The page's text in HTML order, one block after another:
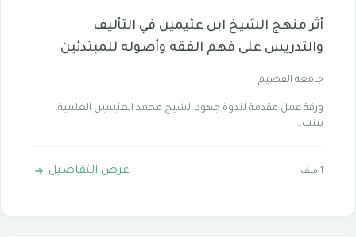
أثر منهج الشيخ ابن عثيمين في التأليف
والتدريس على فهم الفقه وأصوله للمبتدئين
جامعة القصيم
ورقة عمل مقدمة لندوة جهود الشيخ محمد العثيمين العلمية،
بينت...
1 ملف عرض التفاصيل